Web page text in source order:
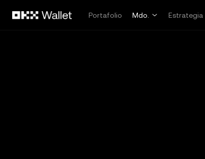
Portafolio
Mdo. Estrategia